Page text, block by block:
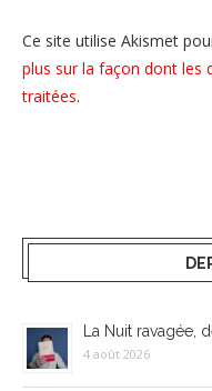
Ce site utilise Akismet
plus sur la façon dont les
traitées.
La Nuit ravagée,
4 août 2026